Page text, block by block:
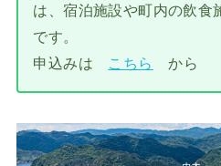
は、宿泊施設や町内の飲食
です。
申込みは こちら から